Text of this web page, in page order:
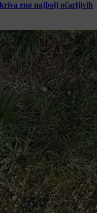
eno najbolj očarljivih